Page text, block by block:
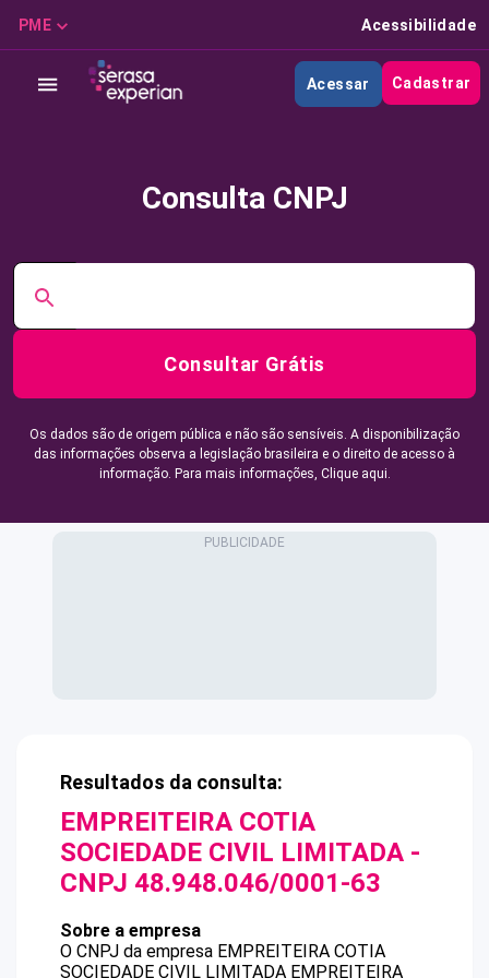
PME Acessibilidade
Acessar Cadastrar
Consulta CNPJ
Consultar Grátis
Os dados são de origem pública e não são sensíveis. A disponibilização
das informações observa a legislação brasileira e o direito de acesso à
informação. Para mais informações, Clique aqui.
Resultados da consulta:
EMPREITEIRA COTIA
SOCIEDADE CIVIL LIMITADA -
CNPJ 48.948.046/0001-63
Sobre a empresa
O CNPJ da empresa EMPREITEIRA COTIA
SOCIEDADE CIVIL LIMITADA EMPREITEIRA